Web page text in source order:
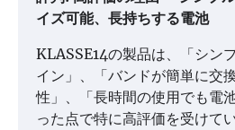
イズ可能、長持ちする電池
KLASSE14の製品は、「シン
イン」、「バンドが簡単に交
性」、「長時間の使用でも電
った点で特に高評価を受けて